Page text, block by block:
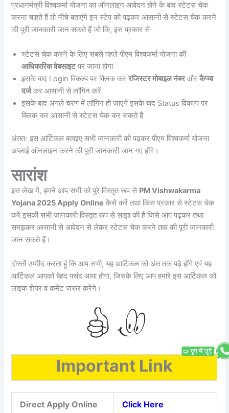
प्रधानमंत्री विश्वकर्मा योजना का ऑनलाइन आवेदन होने के बाद स्टेटस चेक
करना चाहते हैं तो नीचे बताएंगे इन स्टेप को पढ़कर आसानी से स्टेटस चेक करने
की पूरी जानकारी जान सकते हैं जो कि, इस प्रकार से-
स्टेटस चेक करने के लिए सबसे पहले पीएम विश्वकर्मा योजना की
आधिकारिक वेबसाइटपर जाना होगा
इसके बाद Login विकल्प पर क्लिक कररजिस्टर मोबाइल नंबरऔरकैप्चा
दर्जकर आसानी से लॉगिन करें
इसके बाद अगले चरण में लॉगिन हो जाएंगे इसके बाद Status विकल्प पर
क्लिक कर आसानी से स्टेटस चेक कर सकते हैं
अंततः इस आर्टिकल बताइए सभी जानकारी को पढ़कर पीएम विश्वकर्मा योजना
अप्लाई ऑनलाइन करने की पूरी जानकारी जान गए होंगे।
सारांश
इस लेख मे, हमने आप सभी को पूरे विस्तृत रूप से PM Vishwakarma
Yojana 2025 Apply Online कैसे करें तथा किस प्रकार से स्टेटस चेक
करें इसकी सभी जानकारी विस्तृत रूप से साझा की है जिसे आप पढ़कर तथा
समझकर आसानी से आवेदन से लेकर स्टेटस चेक करने तक की पूरी जानकारी
जान सकते हैं।
दोस्तों उम्मीद करता हूं कि आप सभी, यह आर्टिकल को अंत तक पढ़े होंगे एवं यह
आर्टिकल आपको बेहद पसंद आया होगा, जिसके लिए आप हमारे इस आर्टिकल को
लाइक शेयर व कमेंट जरूर करेंगे।
Important Link
Direct Apply Online Click Here